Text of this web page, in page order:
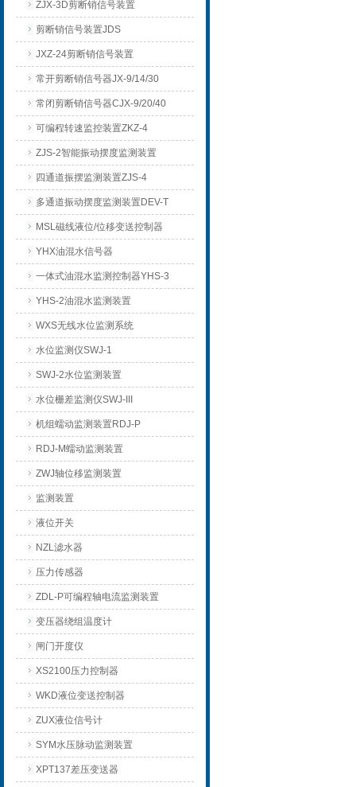
ZJX-3D剪断销信号装置
剪断销信号装置JDS
JXZ-24剪断销信号装置
常开剪断销信号器JX-9/14/30
常闭剪断销信号器CJX-9/20/40
可编程转速监控装置ZKZ-4
ZJS-2智能振动摆度监测装置
四通道振摆监测装置ZJS-4
多通道振动摆度监测装置DEV-T
MSL磁线液位/位移变送控制器
YHX油混水信号器
一体式油混水监测控制器YHS-3
YHS-2油混水监测装置
WXS无线水位监测系统
水位监测仪SWJ-1
SWJ-2水位监测装置
水位栅差监测仪SWJ-III
机组蠕动监测装置RDJ-P
RDJ-M蠕动监测装置
ZWJ轴位移监测装置
监测装置
液位开关
NZL滤水器
压力传感器
ZDL-P可编程轴电流监测装置
变压器绕组温度计
闸门开度仪
XS2100压力控制器
WKD液位变送控制器
ZUX液位信号计
SYM水压脉动监测装置
XPT137差压变送器